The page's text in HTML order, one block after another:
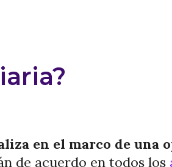
en el marco de una
de acuerdo en todos los